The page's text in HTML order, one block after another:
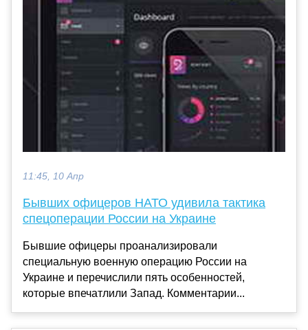
11:45, 10 Апр
Бывших офицеров НАТО удивила тактика
спецоперации России на Украине
Бывшие офицеры проанализировали
специальную военную операцию России на
Украине и перечислили пять особенностей,
которые впечатлили Запад. Комментарии...